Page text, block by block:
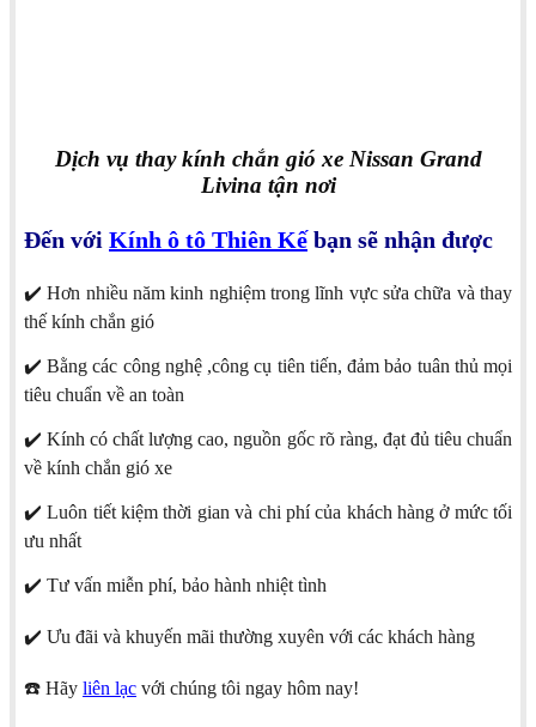
Dịch vụ thay kính chắn gió xe Nissan Grand
Livina tận nơi
Đến với Kính ô tô Thiên Kếbạn sẽ nhận được
✔️ Hơn nhiều năm kinh nghiệm trong lĩnh vực sửa chữa và thay
thế kính chắn gió
✔️ Bằng các công nghệ ,công cụ tiên tiến, đảm bảo tuân thủ mọi
tiêu chuẩn về an toàn
✔️ Kính có chất lượng cao, nguồn gốc rõ ràng, đạt đủ tiêu chuẩn
về kính chắn gió xe
✔️ Luôn tiết kiệm thời gian và chi phí của khách hàng ở mức tối
ưu nhất
✔️ Tư vấn miễn phí, bảo hành nhiệt tình
✔️ Ưu đãi và khuyến mãi thường xuyên với các khách hàng
☎️ Hãy liên lạc với chúng tôi ngay hôm nay!